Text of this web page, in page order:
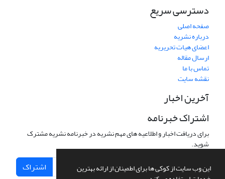
این وب سایت از کوکی ها برای اطمینان از ارائه بهترین
دسترسی سریع
صفحه اصلی
درباره نشریه
اعضای هیات تحریریه
ارسال مقاله
تماس با ما
نقشه سایت
آخرین اخبار
اشتراک خبرنامه
برای دریافت اخبار و اطلاعیه های مهم نشریه در خبرنامه نشریه مشترک
شوید.
اشتراک